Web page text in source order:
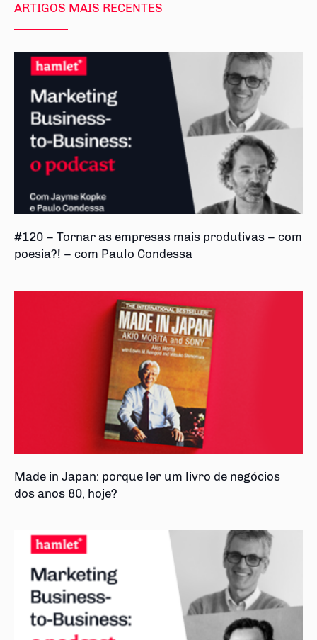
ARTIGOS MAIS RECENTES
#120 – Tornar as empresas mais produtivas – com
poesia?! – com Paulo Condessa
Made in Japan: porque ler um livro de negócios
dos anos 80, hoje?